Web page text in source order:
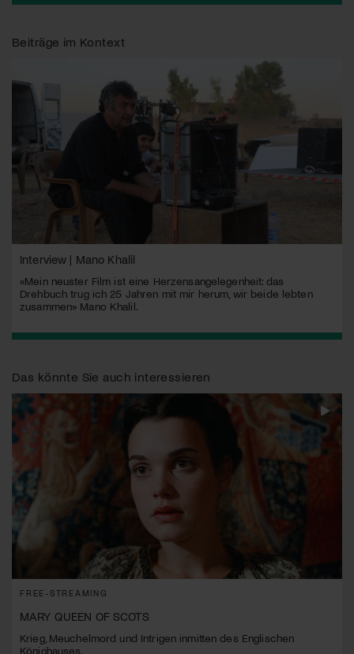
Beiträge im Kontext
Interview | Mano Khalil
«Mein neuster Film ist eine Herzensangelegenheit: das
Drehbuch trug ich 25 Jahren mit mir herum, wir beide lebten
zusammen» Mano Khalil.
Das könnte Sie auch interessieren
FREE-STREAMING
MARY QUEEN OF SCOTS
Krieg, Meuchelmord und Intrigen inmitten des Englischen
Könighauses.